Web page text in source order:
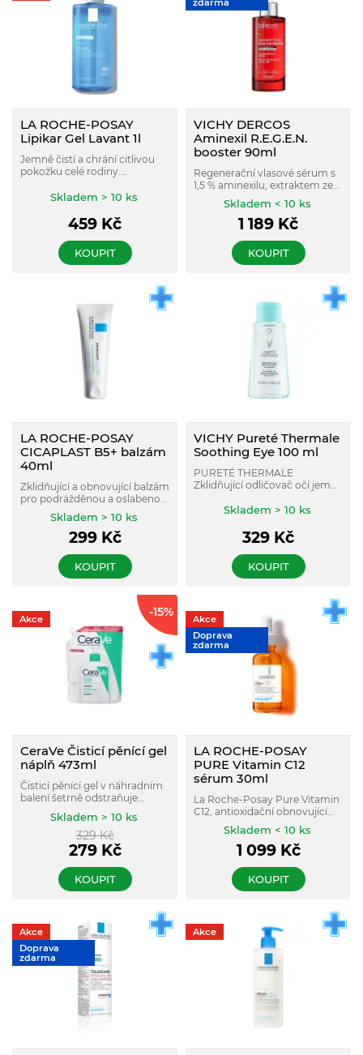
LA ROCHE-POSAY
Lipikar Gel Lavant 1l
Jemně čistí a chrání citlivou
pokožku celé rodiny.
pokožky a nedráždí oči.
tvrdé vody.
Skladem > 10 ks
459 Kč
KOUPIT
zdarma
VICHY DERCOS
Aminexil R.E.G.E.N.
booster 90ml
Regenerační vlasové sérum s
1,5 % aminexilu, extraktem ze
zázvoru a niacinamidem
pomáhá snižovat vypadávání
vlasů a podporuje růst nových
Skladem < 10 ks
1 189 Kč
KOUPIT
LA ROCHE-POSAY
CICAPLAST B5+ balzám
40ml
Zklidňující a obnovující balzám
pro podrážděnou a oslabenou
pokožku celé rodiny.
Skladem > 10 ks
299Kč
KOUPIT
VICHY Pureté Thermale
Soothing Eye 100 ml
PURETÉ THERMALE
Zklidňující odličovač očí jemně
okolí. Je určen pro citlivé oči,
Skladem > 10 ks
329 Kč
KOUPIT
Akce -15%
CeraVe Čisticí pěnící gel
náplň 473ml
Čisticí pěnící gel v náhradním
balení šetrně odstraňuje
nečistoty, přebytečný maz i
make up. Přitom pomáhá
zachovat přirozenou
ochrannou bariéru pokožky a
podporuje její hydrataci.
Skladem > 10 ks
329Kč
279Kč
KOUPIT
Akce
Doprava
zdarma
LA ROCHE-POSAY
PURE Vitamin C12
sérum 30ml
La Roche-Posay Pure Vitamin
C12, antioxidační obnovující
sérum proti vráskám. Vhodné
pro citlivou pleť.
Skladem < 10 ks
1 099Kč
KOUPIT
Akce
Doprava
zdarma
Akce